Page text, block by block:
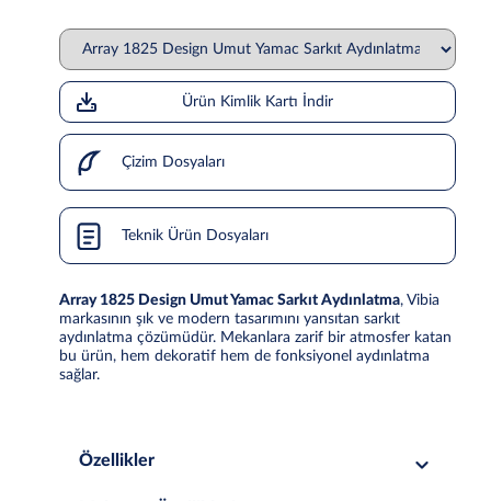
Ürün Kimlik Kartı İndir
Çizim Dosyaları
Teknik Ürün Dosyaları
Array 1825 Design Umut Yamac Sarkıt Aydınlatma, Vibia
markasının şık ve modern tasarımını yansıtan sarkıt
aydınlatma çözümüdür. Mekanlara zarif bir atmosfer katan
bu ürün, hem dekoratif hem de fonksiyonel aydınlatma
sağlar.
Özellikler